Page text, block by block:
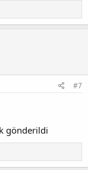
#7
gönderildi